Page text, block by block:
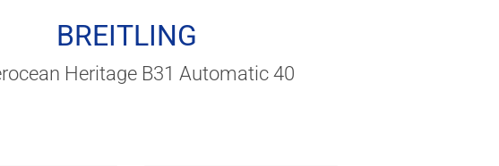
BREITLING
Heritage B31 Automatic 40